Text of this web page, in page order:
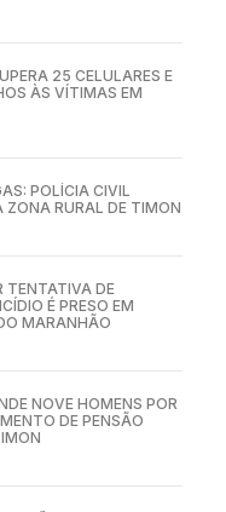
25 CELULARES E
ÀS VÍTIMAS EM
POLÍCIA CIVIL
ZONA RURAL DE TIMON
TENTATIVA DE
É PRESO EM
MARANHÃO
NOVE HOMENS POR
DE PENSÃO